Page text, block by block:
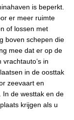
is beperkt.
er meer ruimte
of lossen met
boven schepen die
mee dat er op de
in
in de oosttak
zeevaart en
In de westtak en de
krijgen als u